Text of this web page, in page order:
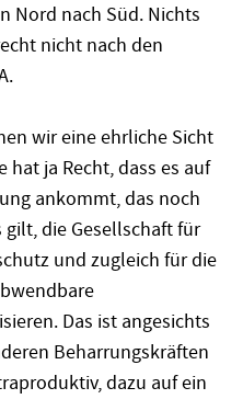
Nord nach Süd. Nichts
nicht nach den
wir eine ehrliche Sicht
hat ja Recht, dass es auf
ankommt, das noch
die Gesellschaft für
und zugleich für die
Das ist angesichts
Beharrungskräften
dazu auf ein